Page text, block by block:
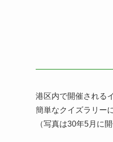
港区内で開催される
簡単なクイズラリー
（写真は30年5月に